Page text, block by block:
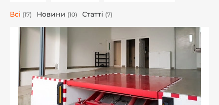
Всі (17) Новини (10) Статті (7)